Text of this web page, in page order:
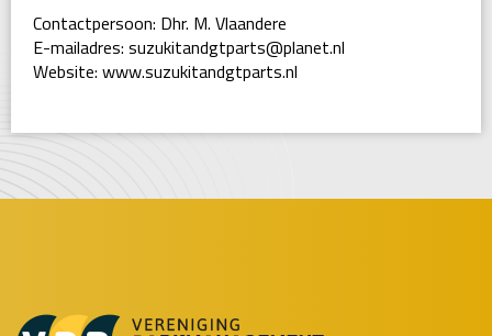
Contactpersoon: Dhr. M. Vlaandere
E-mailadres: suzukitandgtparts@planet.nl
Website: www.suzukitandgtparts.nl